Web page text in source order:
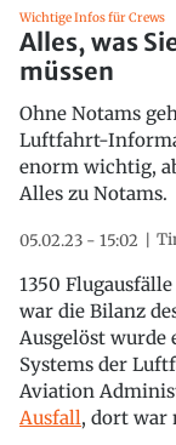
Wichtige Infos für Crews
Alles, was
müssen
Ohne Notams
Luftfahrt-
enorm wichtig,
Alles zu Notams.
05.02.23 - 15:02
1350
war die Bilanz
Ausgelöst wurde
Systems der
Aviation
Ausfall, dort war